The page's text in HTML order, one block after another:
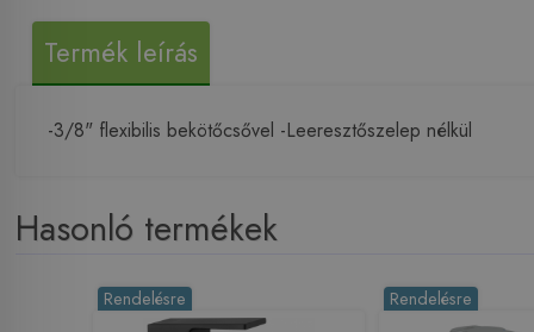
Termék leírás
-3/8" flexibilis bekötőcsővel -Leeresztőszelep nélkül
Hasonló termékek
Rendelésre Rendelésre